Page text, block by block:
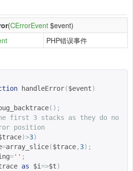
(CErrorEvent $event)
PHP错误事件
handleError($event)
();
first 3 stacks as they do no
position
)>3)
=array_slice($trace, 3);
='' ;
as $i=>$t)